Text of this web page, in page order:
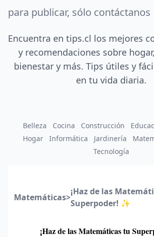
para publicar, sólo contáctanos
Encuentra en tips.cl los mejores
y recomendaciones sobre
bienestar y más. Tips útiles y
en tu vida diaria.
Belleza Cocina Construcción
Hogar
Informática Jardinería
Tecnología
Matemáticas>
¡Haz de las
Superpoder! ✨
¡Haz de las Matemáticas tu